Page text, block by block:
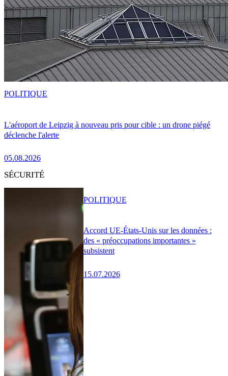
L'aéroport de Leipzig à nouveau pris pour cible : un drone piégé
déclenche l'alerte
05.08.2026
POLITIQUE
SÉCURITÉ
Accord UE-États-Unis sur les données :
des « préoccupations importantes »
subsistent
15.07.2026
POLITIQUE